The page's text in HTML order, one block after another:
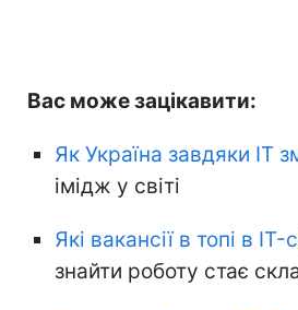
Вас може зацікавити:
Як Україна завдяки IT
імідж у світі
Які вакансії в топі в IT-
знайти роботу стає